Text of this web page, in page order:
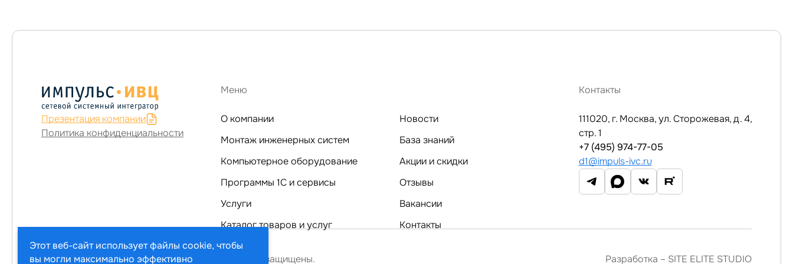
Презентация компании
Политика конфиденциальности
Меню
О компании
Монтаж инженерных систем
Компьютерное оборудование
Программы 1C и сервисы
Услуги
Каталог товаров и услуг
Новости
База знаний
Акции и скидки
Отзывы
Вакансии
Контакты
Контакты
111020, г. Москва, ул. Сторожевая, д. 4,
стр. 1
+7 (495) 974-77-05
d1@impuls-ivc.ru
© ООО «ИМПУЛЬС-ИВЦ», 2005–2026. Все права защищены. Разработка – SITE ELITE STUDIO
Этот веб-сайт использует файлы cookie, чтобы
вы могли максимально эффективно